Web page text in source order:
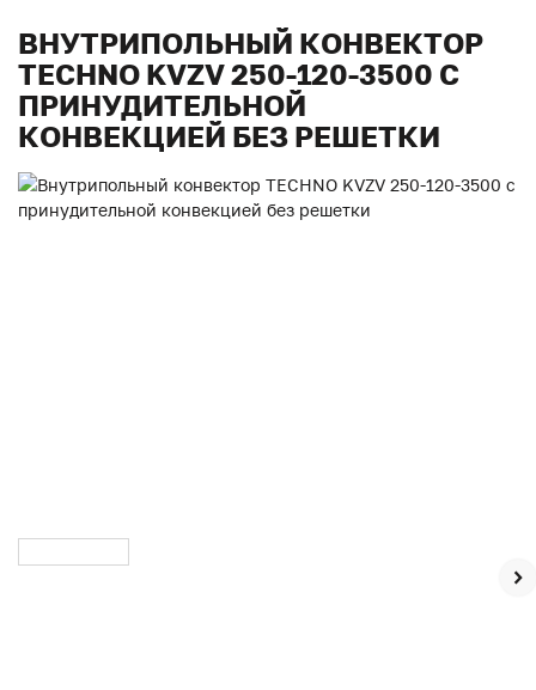
ВНУТРИПОЛЬНЫЙ КОНВЕКТОР
TECHNO KVZV 250-120-3500 С
ПРИНУДИТЕЛЬНОЙ
КОНВЕКЦИЕЙ БЕЗ РЕШЕТКИ